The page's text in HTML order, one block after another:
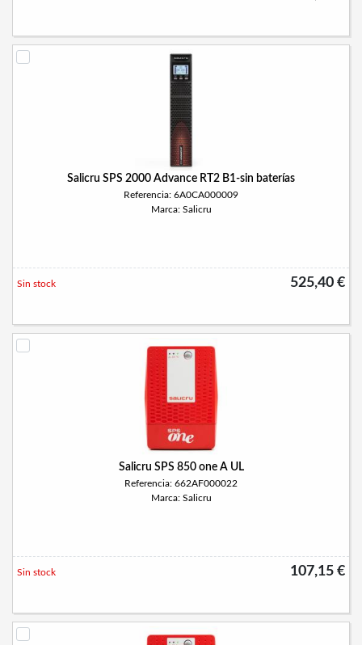
Salicru SPS 2000 Advance RT2 B1-sin baterías
Referencia: 6A0CA000009
Marca: Salicru
525,40 €
Sin stock
Salicru SPS 850 one A UL
Referencia: 662AF000022
Marca: Salicru
107,15 €
Sin stock